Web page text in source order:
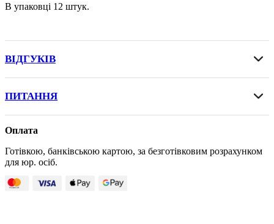
В упаковці 12 штук.
ВІДГУКІВ
ПИТАННЯ
Оплата
Готівкою, банківською картою, за безготівковим розрахунком
для юр. осіб.